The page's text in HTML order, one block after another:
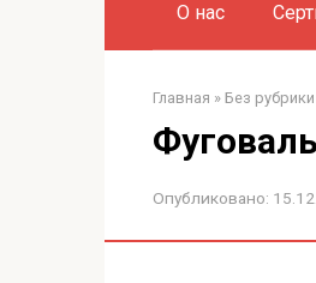
О нас
Главная » Без рубрики
Опубликовано: